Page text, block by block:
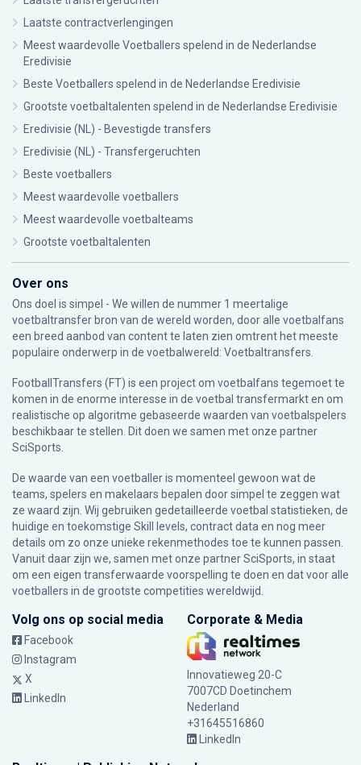
Laatste contractverlengingen
Meest waardevolle Voetballers spelend in de Nederlandse
Eredivisie
Beste Voetballers spelend in de Nederlandse Eredivisie
Grootste voetbaltalenten spelend in de Nederlandse Eredivisie
Eredivisie (NL) - Bevestigde transfers
Eredivisie (NL) - Transfergeruchten
Beste voetballers
Meest waardevolle voetballers
Meest waardevolle voetbalteams
Grootste voetbaltalenten
Over ons
Ons doel is simpel - We willen de nummer 1 meertalige
voetbaltransfer bron van de wereld worden, door alle voetbalfans
een breed aanbod van content te laten zien omtrent het meeste
populaire onderwerp in de voetbalwereld: Voetbaltransfers.
FootballTransfers (FT) is een project om voetbalfans tegemoet te
komen in de enorme interesse in de voetbal transfermarkt en om
realistische op algoritme gebaseerde waarden van voetbalspelers
beschikbaar te stellen. Dit doen we samen met onze partner
SciSports
De waarde van een voetballer is momenteel gewoon wat de
teams, spelers en makelaars bepalen door simpel te zeggen wat
ze waard zijn. Wij gebruiken gedetailleerde voetbal statistieken, de
huidige en toekomstige Skill levels, contract data en nog meer
details om zo onze unieke rekenmethodes toe te kunnen passen.
Vanuit daar zijn we, samen met onze partner SciSports, in staat
om een eigen transferwaarde voorspelling te doen en dat voor alle
voetballers in de grootste competities wereldwijd.
Volg ons op social media
Facebook
Instagram
X
LinkedIn
Corporate & Media
Innovatieweg 20-C
7007CD Doetinchem
Nederland
+31645516860
LinkedIn